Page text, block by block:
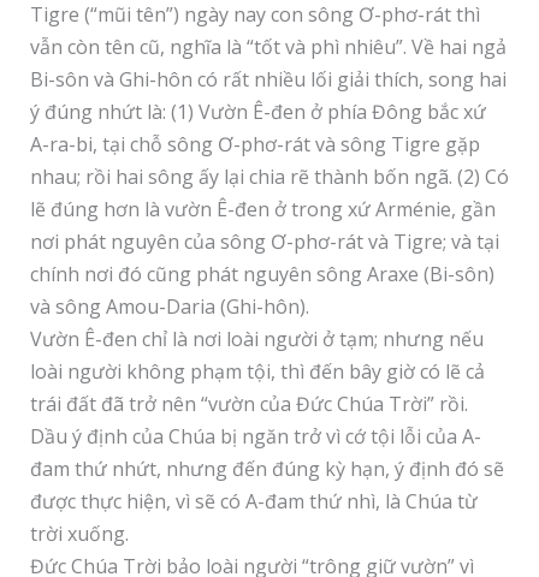
Tigre (“mũi tên”) ngày nay con sông Ơ-phơ-rát thì
vẫn còn tên cũ, nghĩa là “tốt và phì nhiêu”. Về hai ngả
Bi-sôn và Ghi-hôn có rất nhiều lối giải thích, song hai
ý đúng nhứt là: (1) Vườn Ê-đen ở phía Đông bắc xứ
A-ra-bi, tại chỗ sông Ơ-phơ-rát và sông Tigre gặp
nhau; rồi hai sông ấy lại chia rẽ thành bốn ngã. (2) Có
lẽ đúng hơn là vườn Ê-đen ở trong xứ Arménie, gần
nơi phát nguyên của sông Ơ-phơ-rát và Tigre; và tại
chính nơi đó cũng phát nguyên sông Araxe (Bi-sôn)
và sông Amou-Daria (Ghi-hôn).
Vườn Ê-đen chỉ là nơi loài người ở tạm; nhưng nếu
loài người không phạm tội, thì đến bây giờ có lẽ cả
trái đất đã trở nên “vườn của Đức Chúa Trời” rồi.
Dầu ý định của Chúa bị ngăn trở vì cớ tội lỗi của A-
đam thứ nhứt, nhưng đến đúng kỳ hạn, ý định đó sẽ
được thực hiện, vì sẽ có A-đam thứ nhì, là Chúa từ
trời xuống.
Đức Chúa Trời bảo loài người “trông giữ vườn” vì